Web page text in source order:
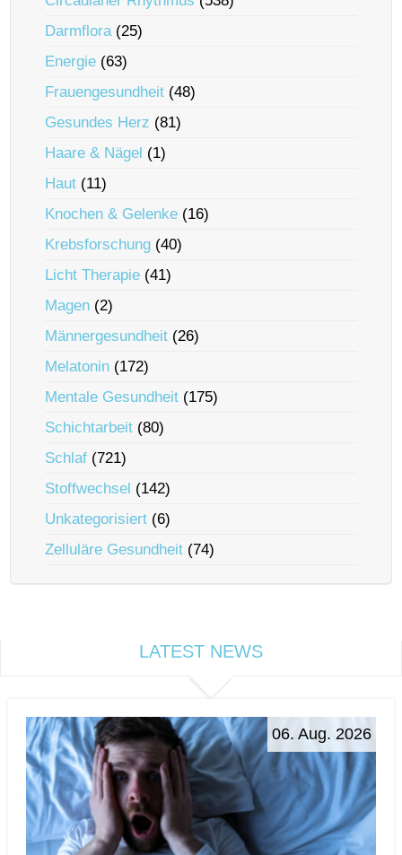
Darmflora(25)
Energie (63)
Frauengesundheit (48)
Gesundes Herz (81)
Haare & Nägel (1)
Haut (11)
Knochen & Gelenke (16)
Krebsforschung (40)
Licht Therapie (41)
Magen (2)
Männergesundheit (26)
Melatonin (172)
Mentale Gesundheit (175)
Schichtarbeit (80)
Schlaf (721)
Stoffwechsel (142)
Unkategorisiert (6)
Zelluläre Gesundheit (74)
LATEST NEWS
06. Aug. 2026